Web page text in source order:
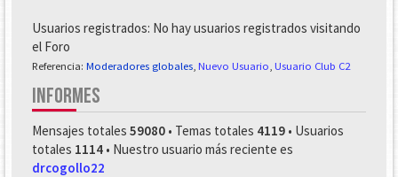
Usuarios registrados: No hay usuarios registrados visitando
el Foro
Referencia: Moderadores globales Nuevo Usuario Usuario Club C2
INFORMES
Mensajes totales 59080 • Temas totales 4119 • Usuarios
totales 1114 • Nuestro usuario más reciente es
drcogollo22